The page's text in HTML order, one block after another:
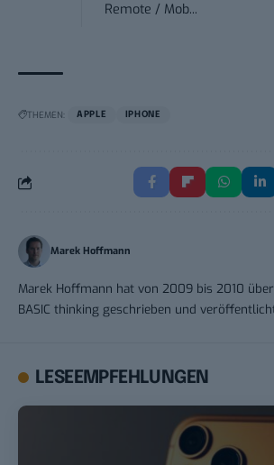
Remote / Mob...
THEMEN: APPLE IPHONE
Marek Hoffmann
Marek Hoffmann hat von 2009 bis 2010
BASIC thinking geschrieben und
LESEEMPFEHLUNGEN